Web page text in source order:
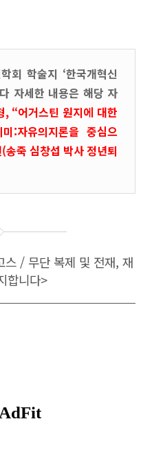
회 학술지 ‘한국개혁신
자세한 내용은 해당 자
, “어거스틴 원지에 대한
:자유의지론을 중심으
죽 심창섭 박사 정년퇴
스 / 무단 복제 및 전재, 재
합니다>